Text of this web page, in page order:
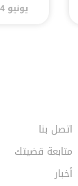
يونيو 14, 2026
اتصل بنا
متابعة قضيتك
أخبار